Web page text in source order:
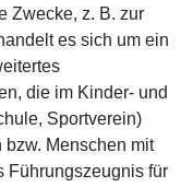
Zwecke, z. B. zur
es sich um ein
die im Kinder- und
Sportverein)
Menschen mit
Führungszeugnis für